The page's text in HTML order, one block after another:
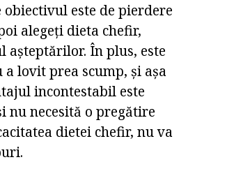
este de pierdere
alegeți dieta chefir,
așteptărilor. În plus, este
lovit prea scump, și așa
incontestabil este
necesită o pregătire
dietei chefir, nu va